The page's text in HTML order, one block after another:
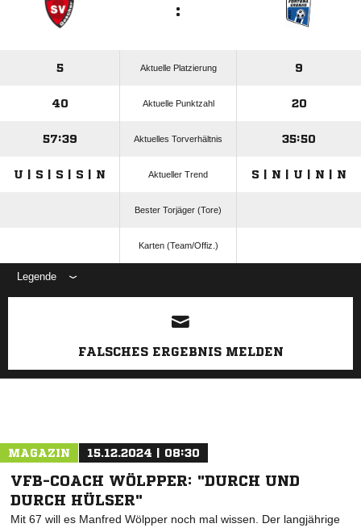
:
5 Aktuelle Platzierung 9
40 Aktuelle Punktzahl 20
57:39 Aktuelles Torverhältnis 35:50
U | S | S | S | N Aktueller Trend S | N | U | N | N
Bester Torjäger (Tore)
Karten (Team/Offiz.)
Legende
MAGAZIN 15.12.2024 | 08:30